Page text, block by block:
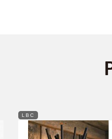
LBC